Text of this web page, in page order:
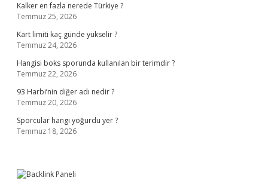
Kalker en fazla nerede Türkiye ?
Temmuz 25, 2026
Kart limiti kaç günde yükselir ?
Temmuz 24, 2026
Hangisi boks sporunda kullanılan bir terimdir ?
Temmuz 22, 2026
93 Harbi’nin diğer adı nedir ?
Temmuz 20, 2026
Sporcular hangi yoğurdu yer ?
Temmuz 18, 2026